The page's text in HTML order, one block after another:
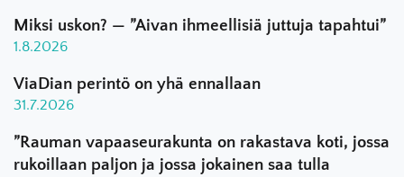
Miksi uskon? — ”Aivan ihmeellisiä juttuja tapahtui”
1.8.2026
ViaDian perintö on yhä ennallaan
31.7.2026
”Rauman vapaaseurakunta on rakastava koti, jossa
rukoillaan paljon ja jossa jokainen saa tulla